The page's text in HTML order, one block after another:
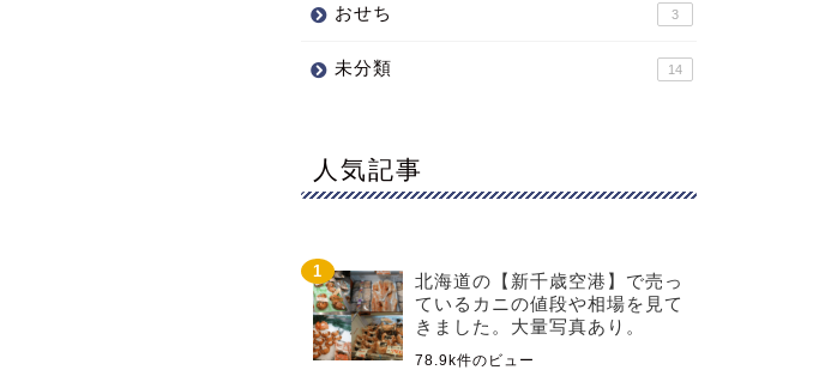
おせち 3
未分類 14
人気記事
北海道の【新千歳空港】で売っ
ているカニの値段や相場を見て
きました。大量写真あり。
78.9k件のビュー